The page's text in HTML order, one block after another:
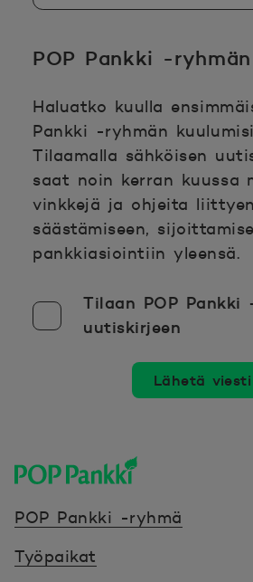
POP Pankki -
Haluatko kuulla
Pankki -ryhmän
Tilaamalla sähköisen
saat noin kerran kuussa
vinkkejä ja ohjeita liittyen
säästämiseen,
pankkiasiointiin yleensä.
Tilaan POP Pankki
uutiskirjeen
Lähetä viesti
POP Pankki -ryhmä
Työpaikat